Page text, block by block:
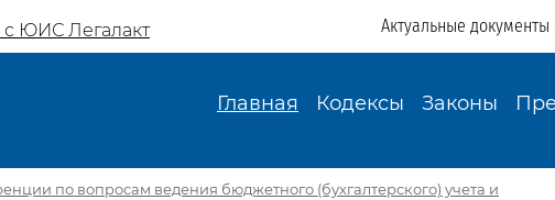
с ЮИС Легалакт Актуальные
Главная Кодексы Законы
по вопросам ведения бюджетного (бухгалтерского) учета и